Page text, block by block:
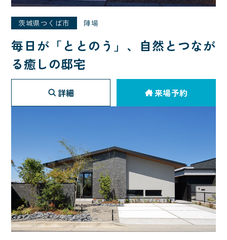
茨城県つくば市 陣場
毎日が「ととのう」、自然とつなが
る癒しの邸宅
詳細 来場予約